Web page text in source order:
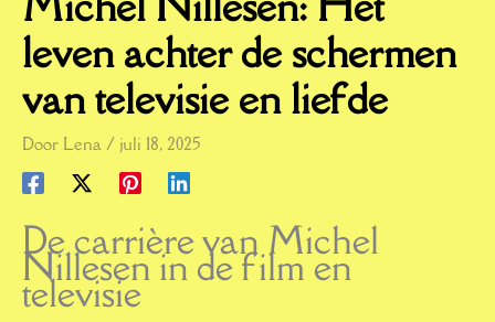
leven achter de schermen
van televisie en liefde
Door Lena / juli 18, 2025
De carrière van Michel
Nillesen in de film en
televisie